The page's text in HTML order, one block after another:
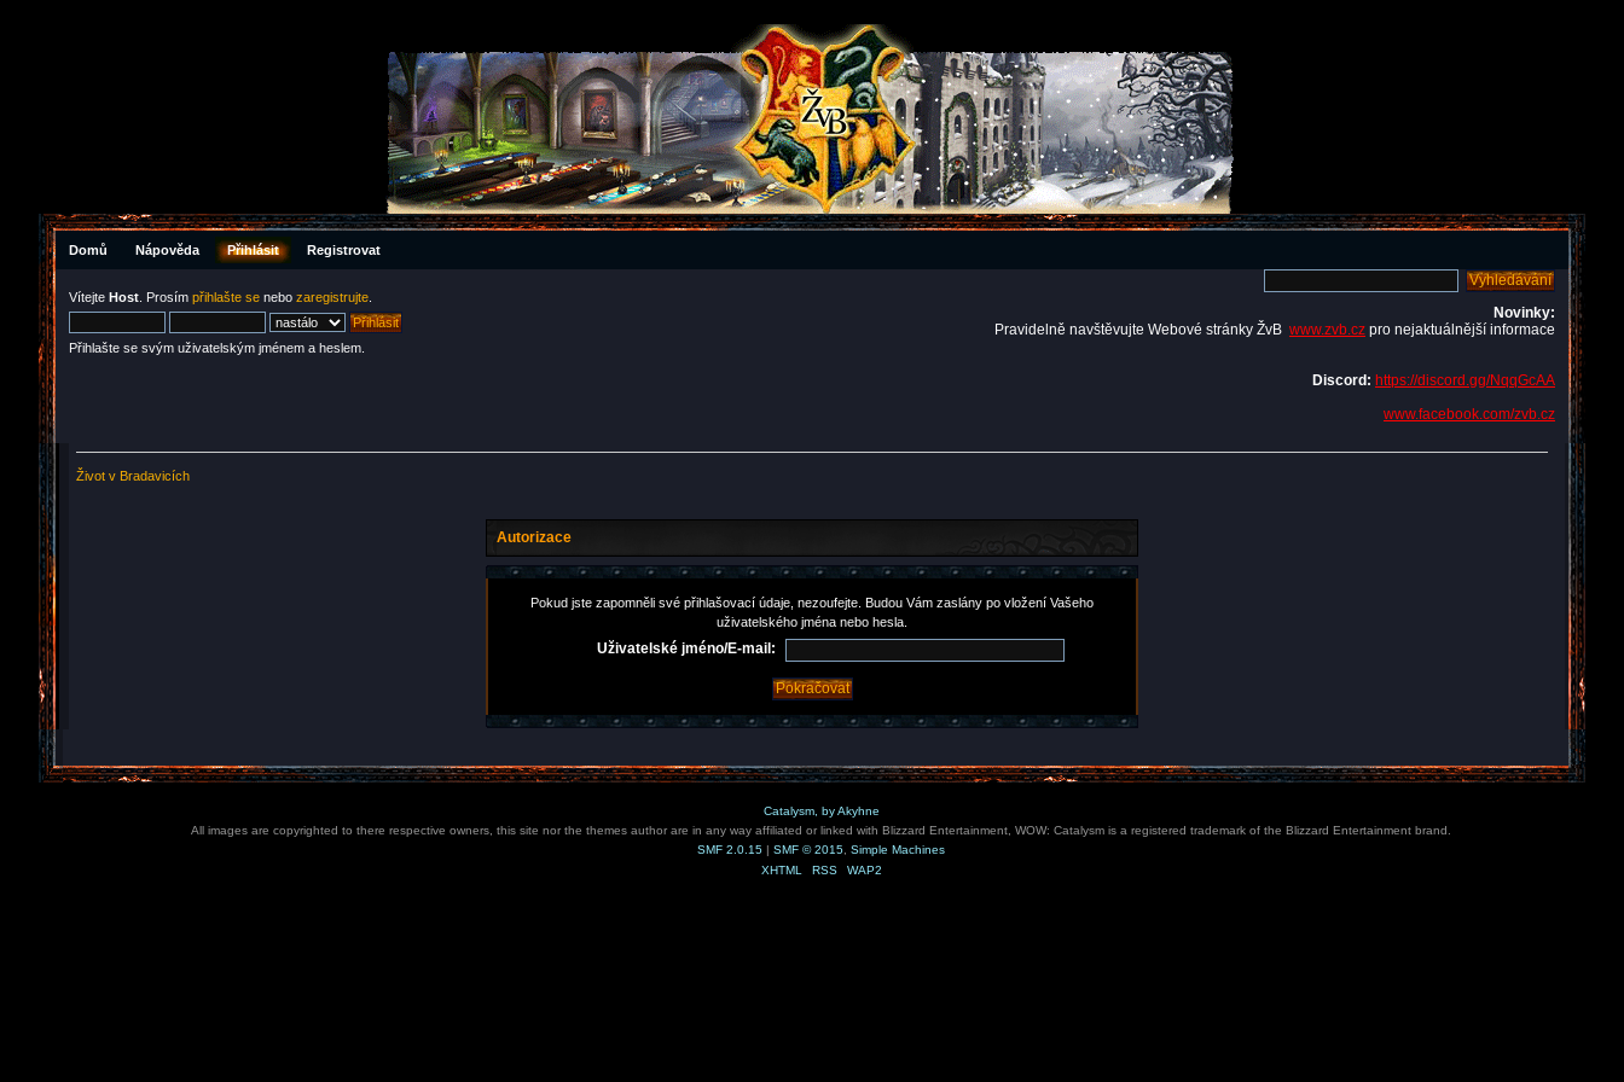
Domů Nápověda Přihlásit Registrovat
Vítejte Host . Prosím přihlašte se nebo zaregistrujte
Přihlašte se svým uživatelským jménem a heslem.
Novinky:
Pravidelně navštěvujte Webové stránky ŽvB www.zvb.cz pro nejaktuálnější informace
Discord: https://discord.gg/NqqGcAA
www.facebook.com/zvb.cz
Život v Bradavicích
Autorizace
Pokud jste zapomněli své přihlašovací údaje, nezoufejte. Budou Vám zaslány po vložení Vašeho
uživatelského jména nebo hesla.
Uživatelské jméno/E-mail:
Catalysm, by Akyhne
All images are copyrighted to there respective owners, this site nor the themes author are in any way affiliated or linked with Blizzard Entertainment, WOW: Catalysm is a registered trademark of the Blizzard Entertainment brand.
SMF 2.0.15 | SMF © 2015 Simple Machines
XHTML
RSS WAP2